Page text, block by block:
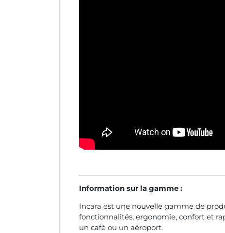
Information sur la gamme :
Incara est une nouvelle gamme de
fonctionnalités, ergonomie, confort et
un café ou un aéroport.